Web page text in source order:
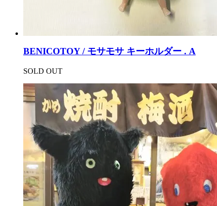
BENICOTOY / モサモサ キーホルダー . A
SOLD OUT